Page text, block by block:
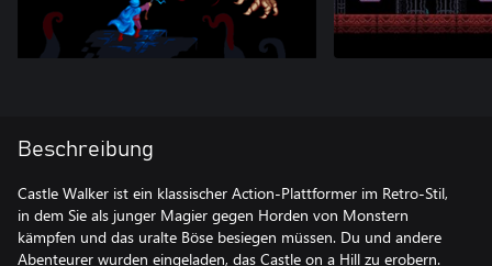
Beschreibung
Castle Walker ist ein klassischer Action-Plattformer im Retro-Stil,
in dem Sie als junger Magier gegen Horden von Monstern
kämpfen und das uralte Böse besiegen müssen. Du und andere
Abenteurer wurden eingeladen, das Castle on a Hill zu erobern.